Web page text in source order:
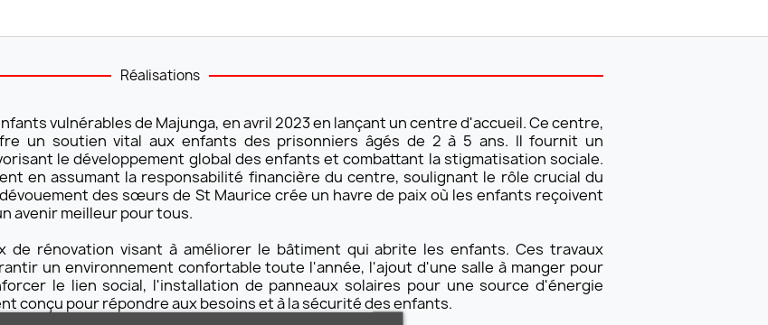
Réalisations
vulnérables de Majunga, en avril 2023 en lançant un centre d'accueil. Ce centre,
un soutien vital aux enfants des prisonniers âgés de 2 à 5 ans. Il fournit un
le développement global des enfants et combattant la stigmatisation sociale.
en assumant la responsabilité financière du centre, soulignant le rôle crucial du
des sœurs de St Maurice crée un havre de paix où les enfants reçoivent
avenir meilleur pour tous.
de rénovation visant à améliorer le bâtiment qui abrite les enfants. Ces travaux
un environnement confortable toute l'année, l'ajout d'une salle à manger pour
le lien social, l'installation de panneaux solaires pour une source d'énergie
conçu pour répondre aux besoins et à la sécurité des enfants.